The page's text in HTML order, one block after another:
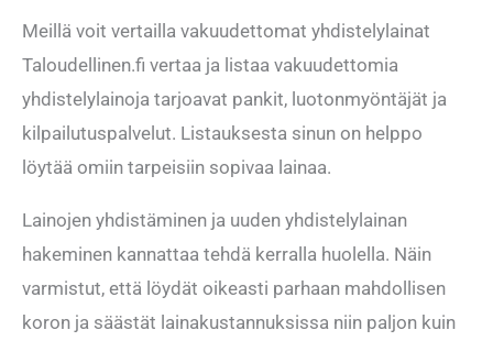
Meillä voit vertailla vakuudettomat yhdistelylainat
Taloudellinen.fi vertaa ja listaa vakuudettomia
yhdistelylainoja tarjoavat pankit, luotonmyöntäjät ja
kilpailutuspalvelut. Listauksesta sinun on helppo
löytää omiin tarpeisiin sopivaa lainaa.
Lainojen yhdistäminen ja uuden yhdistelylainan
hakeminen kannattaa tehdä kerralla huolella. Näin
varmistut, että löydät oikeasti parhaan mahdollisen
koron ja säästät lainakustannuksissa niin paljon kuin